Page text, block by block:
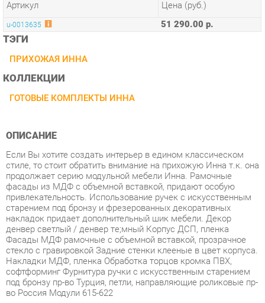
ТЭГИ
ПРИХОЖАЯ ИННА
КОЛЛЕКЦИИ
ГОТОВЫЕ КОМПЛЕКТЫ ИННА
ОПИСАНИЕ
продолжает серию модульной мебели Инна. Рамочные
привлекательность. Использование ручек с искусственным
старением под бронзу и фрезерованных декоративных
накладок придает дополнительный шик мебели. Декор
денвер светлый / денвер тe;мный Корпус ДСП, пленка
Фасады МДФ рамочные с объемной вставкой, прозрачное
стекло с гравировкой Задние стенки клееные в цвет корпуса.
Накладки МДФ, пленка Обработка торцов кромка ПВХ,
софтформинг Фурнитура ручки с искусственным старением
под бронзу пр-во Турция, петли, направляющие роликовые пр-
во Россия Модули 615-622
Условия покупки
Благодаря качественным фото, исчерпывающей информации
о характеристиках и параметрах, а также отзывам